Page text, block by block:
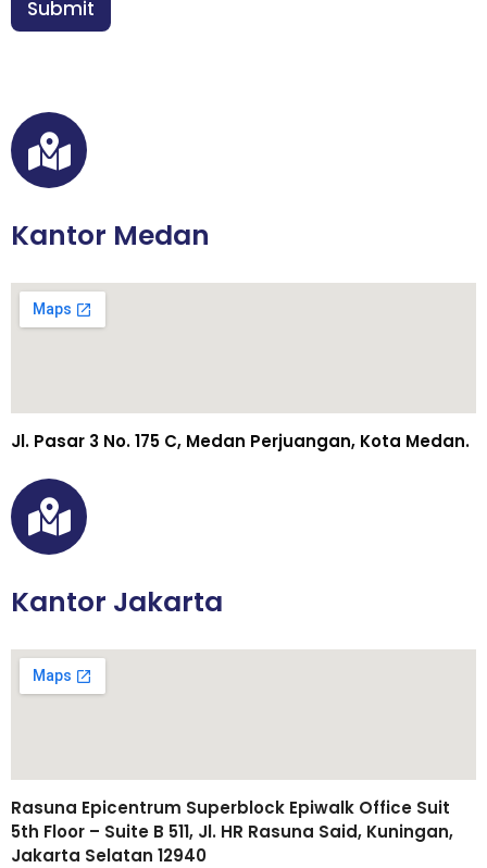
*
Submit
Kantor Medan
Jl. Pasar 3 No. 175 C, Medan Perjuangan, Kota Medan.
Kantor Jakarta
Rasuna Epicentrum Superblock Epiwalk Office Suit
5th Floor – Suite B 511, Jl. HR Rasuna Said, Kuningan,
Jakarta Selatan 12940